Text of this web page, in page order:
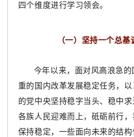
四个维度进行学习领会。
（一）坚持一个总
今年以来，面对风高浪急
重的国内改革发展稳定任务，
的党中央坚持稳字当头、稳中
各族人民迎难而上，砥砺前行
保持稳定，一些面向未来的结构